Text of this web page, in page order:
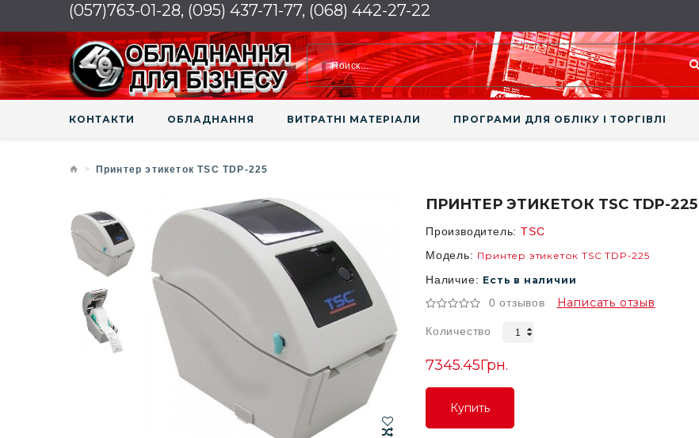
(057)763-01-28, (095) 437-71-77, (068) 442-27-22
КОНТАКТИ ОБЛАДНАННЯ ВИТРАТНІ МАТЕРІАЛИ ПРОГРАМИ ДЛЯ ОБЛІКУ І ТОРГІВЛІ
Принтер этикеток TSC TDP-225
ПРИНТЕР ЭТИКЕТОК TSC TDP-225
Производитель: TSC
Модель: Принтер этикеток TSC TDP-225
Наличие: Есть в наличии
0 отзывов Написать отзыв
Количество
7345.45Грн.
Купить
Купить